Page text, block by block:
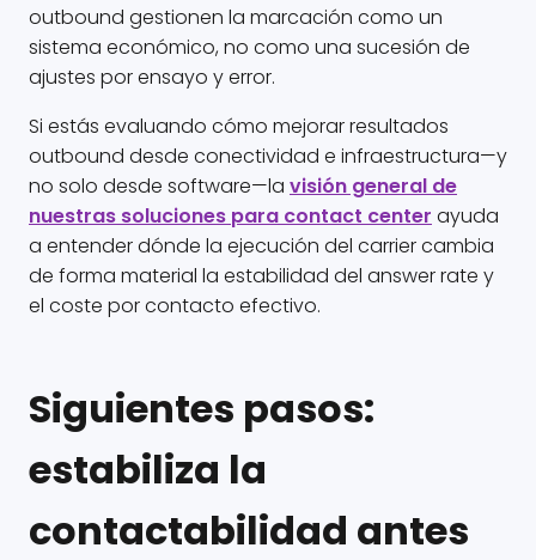
outbound gestionen la marcación como un
sistema económico, no como una sucesión de
ajustes por ensayo y error.
Si estás evaluando cómo mejorar resultados
outbound desde conectividad e infraestructura—y
no solo desde software—la visión general de
nuestras soluciones para contact center ayuda
a entender dónde la ejecución del carrier cambia
de forma material la estabilidad del answer rate y
el coste por contacto efectivo.
Siguientes pasos:
estabiliza la
contactabilidad antes